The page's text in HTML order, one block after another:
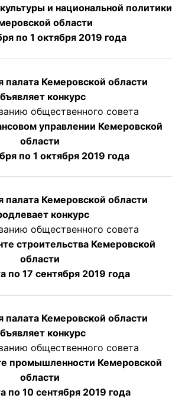
и национальной политики
области
по 1 октября 2019 года
палата Кемеровской области
конкурс
общественного совета
управлении Кемеровской
области
по 1 октября 2019 года
палата Кемеровской области
конкурс
общественного совета
строительства Кемеровской
области
по 17 сентября 2019 года
палата Кемеровской области
конкурс
общественного совета
промышленности Кемеровской
области
по 10 сентября 2019 года